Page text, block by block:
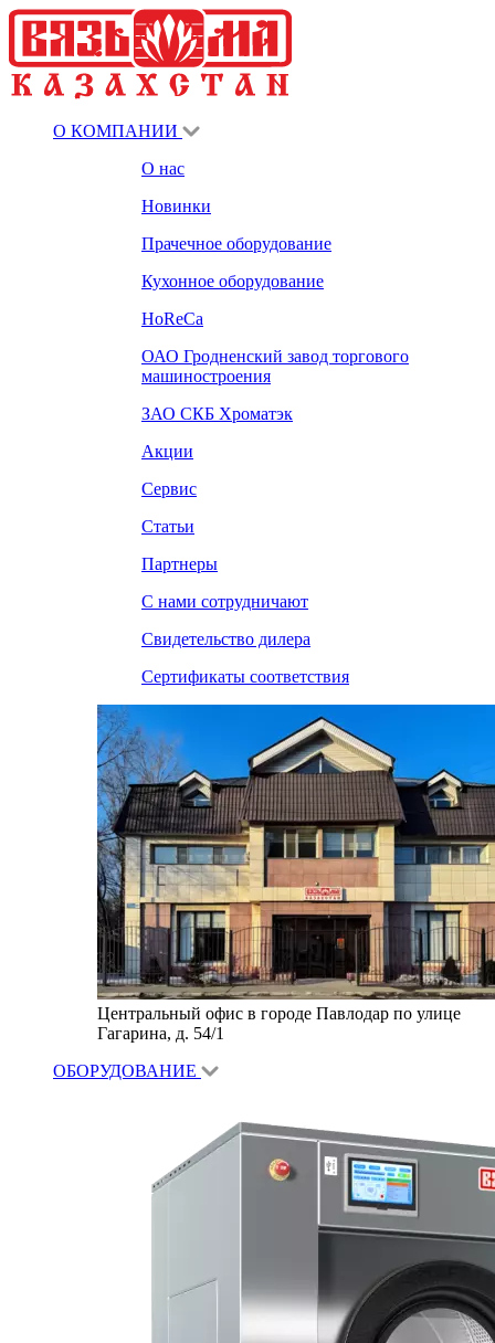
О КОМПАНИИ
О нас
Новинки
Прачечное оборудование
Кухонное оборудование
HoReCa
ОАО Гродненский завод торгового
машиностроения
ЗАО СКБ Хроматэк
Акции
Сервис
Статьи
Партнеры
С нами сотрудничают
Свидетельство дилера
Сертификаты соответствия
Центральный офис в городе Павлодар по улице
Гагарина, д. 54/1
ОБОРУДОВАНИЕ